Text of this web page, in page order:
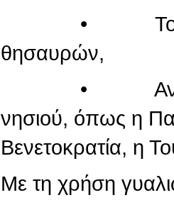
• Τους
θησαυρών,
•
νησιού, όπως η
Βενετοκρατία, η
Με τη χρήση